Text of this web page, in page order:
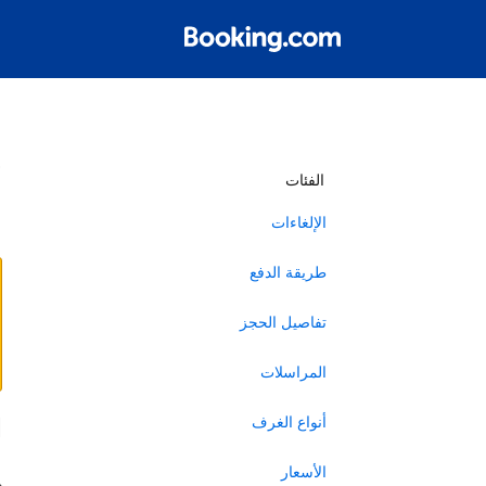
الفئات
الإلغاءات
طريقة الدفع
تفاصيل الحجز
المراسلات
أنواع الغرف
الأسعار